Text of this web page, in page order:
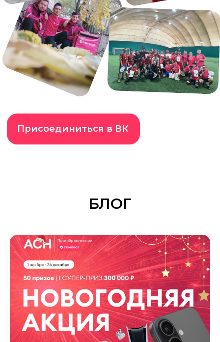
БЛОГ
05
Прием на доставку
дистанционно или в наших
офисах
ПРОСТО УЗНАЙ
НАШИ УСЛОВИЯ— РЕШИШЬ